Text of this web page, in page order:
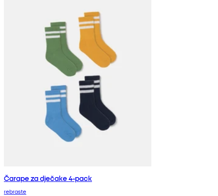
Čarape za dječake 4-pack
rebraste